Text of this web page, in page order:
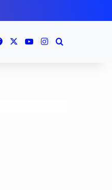
FacebookYouTubeInstagram